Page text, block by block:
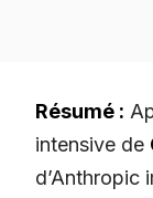
Résumé :
intensive de
d’Anthropic